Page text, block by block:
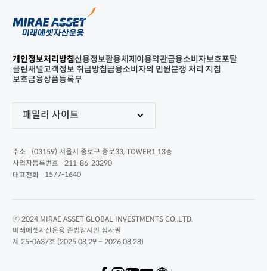
개인정보처리방침신용정보활용체제 이용약관금융소비자보호포탈
클린채널고객정보 취급방침금융소비자의 민원분쟁 처리 지침
보호금융상품등록부
패밀리 사이트
주소
(03159) 서울시 종로구 종로33, TOWER1 13층
사업자등록번호
211-86-23290
대표전화
1577-1640
ⓒ 2024 MIRAE ASSET GLOBAL INVESTMENTS CO.,LTD.
미래에셋자산운용 준법감시인 심사필
제 25-0637호 (2025.08.29 ~ 2026.08.28)